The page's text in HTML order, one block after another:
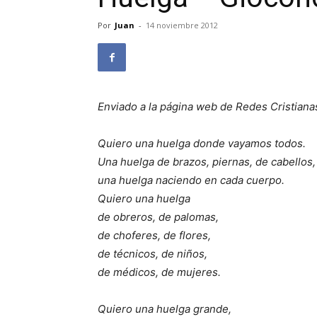
Por Juan - 14 noviembre 2012
Enviado a la página web de Redes
Quiero una huelga donde vayamos todos.
Una huelga de brazos, piernas, de cabellos,
una huelga naciendo en cada cuerpo.
Quiero una huelga
de obreros, de palomas,
de choferes, de flores,
de técnicos, de niños,
de médicos, de mujeres.
Quiero una huelga grande,